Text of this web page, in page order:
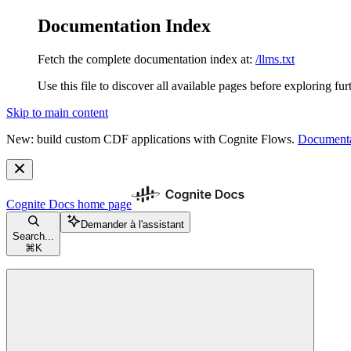
Documentation Index
Fetch the complete documentation index at: /llms.txt
Use this file to discover all available pages before exploring
Skip to main content
New: build custom CDF applications with Cognite Flows.
Cognite Docs home page
Search...
⌘ K
Demander à l'assistant